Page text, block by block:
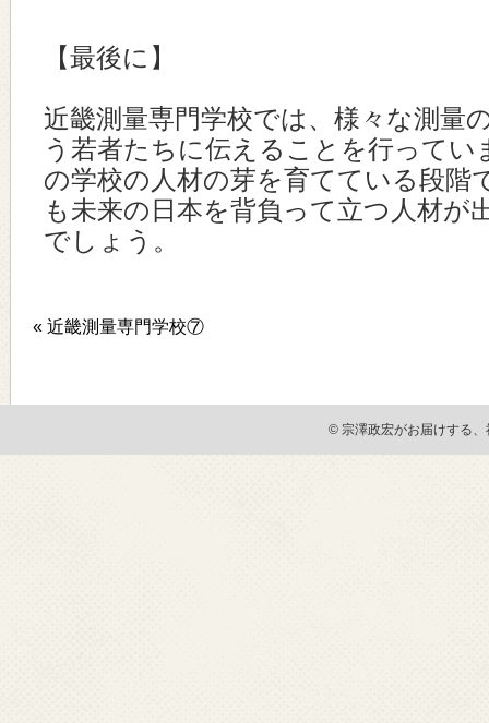
【最後に】
近畿測量専門学校では、様々な測量
う若者たちに伝えることを行ってい
の学校の人材の芽を育てている段階
も未来の日本を背負って立つ人材が
でしょう。
« 近畿測量専門学校⑦
© 宗澤政宏がお届けする